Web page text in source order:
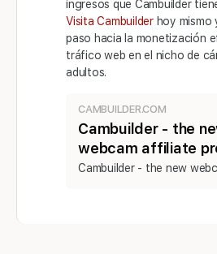
ingresos que Cambuilder
Visita Cambuilderhoy mismo
paso hacia la monetización
tráfico web en el nicho de
adultos.
CAMBUILDER.COM
Cambuilder - the
webcam affiliate
powered by